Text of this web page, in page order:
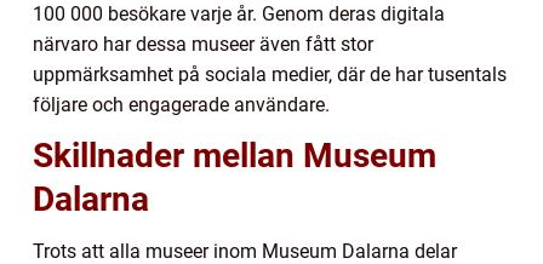
100 000 besökare varje år. Genom deras digitala
närvaro har dessa museer även fått stor
uppmärksamhet på sociala medier, där de har tusentals
följare och engagerade användare.
Skillnader mellan Museum
Dalarna
Trots att alla museer inom Museum Dalarna delar